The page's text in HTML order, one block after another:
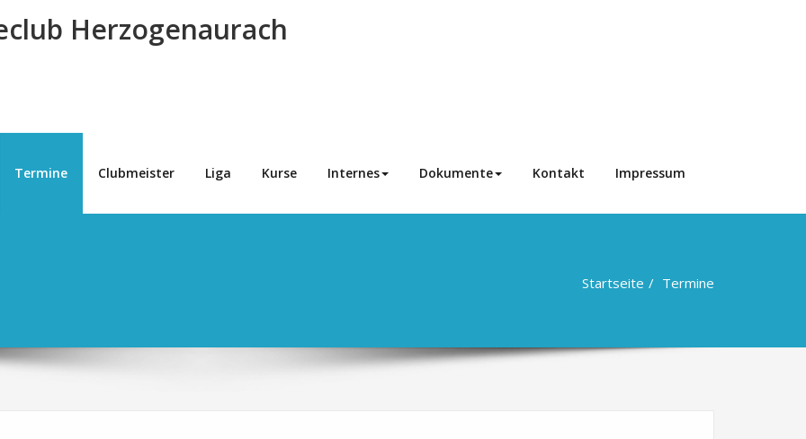
Herzogenaurach
Termine Clubmeister Liga Kurse Internes Dokumente Kontakt Impressum
Startseite Termine